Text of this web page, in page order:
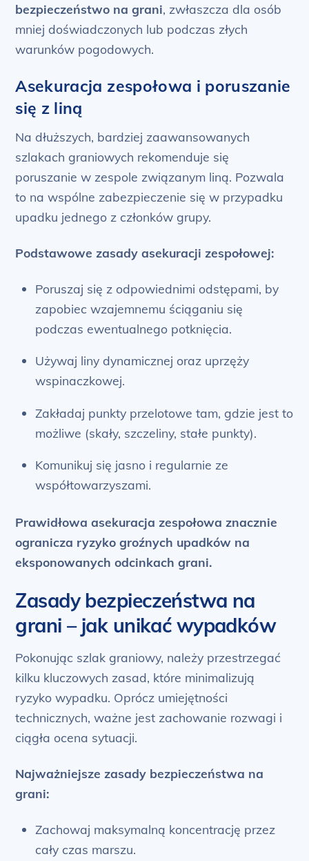
bezpieczeństwo na grani, zwłaszcza dla osób
mniej doświadczonych lub podczas złych
warunków pogodowych.
Asekuracja zespołowa i poruszanie
się z liną
Na dłuższych, bardziej zaawansowanych
szlakach graniowych rekomenduje się
poruszanie w zespole związanym liną. Pozwala
to na wspólne zabezpieczenie się w przypadku
upadku jednego z członków grupy.
Podstawowe zasady asekuracji zespołowej:
Poruszaj się z odpowiednimi odstępami, by
zapobiec wzajemnemu ściąganiu się
podczas ewentualnego potknięcia.
Używaj liny dynamicznej oraz uprzęży
wspinaczkowej.
Zakładaj punkty przelotowe tam, gdzie jest to
możliwe (skały, szczeliny, stałe punkty).
Komunikuj się jasno i regularnie ze
współtowarzyszami.
Prawidłowa asekuracja zespołowa znacznie
ogranicza ryzyko groźnych upadków na
eksponowanych odcinkach grani.
Zasady bezpieczeństwa na
grani – jak unikać wypadków
Pokonując szlak graniowy, należy przestrzegać
kilku kluczowych zasad, które minimalizują
ryzyko wypadku. Oprócz umiejętności
technicznych, ważne jest zachowanie rozwagi i
ciągła ocena sytuacji.
Najważniejsze zasady bezpieczeństwa na
grani:
Zachowaj maksymalną koncentrację przez
cały czas marszu.